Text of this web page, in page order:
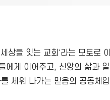
상을 잇는 교회'라는 모토로
에게 이어주고, 신앙의 삶과
세워 나가는 믿음의 공동체